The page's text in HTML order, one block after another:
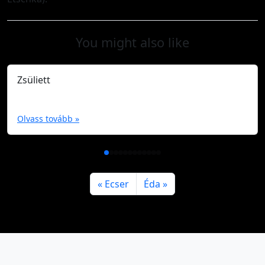
You might also like
Zsüliett
Olvass tovább »
Ecser Éda